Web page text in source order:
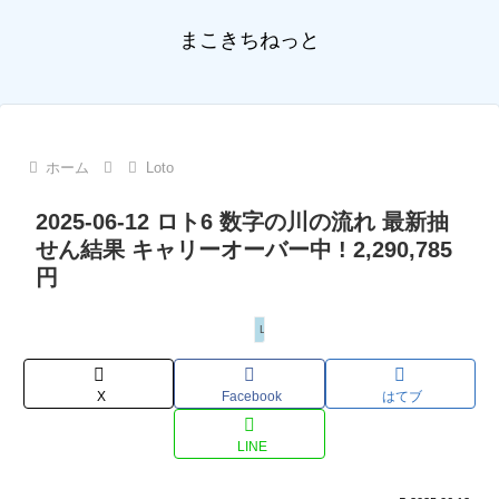
まこきちねっと
ホーム Loto
2025-06-12 ロト6 数字の川の流れ 最新抽
せん結果 キャリーオーバー中 ! 2,290,785
円
Loto
X Facebook はてブ
LINE